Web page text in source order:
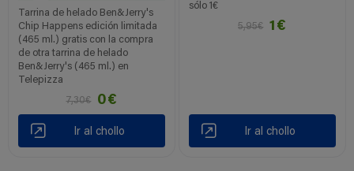
Tarrina de helado Ben&Jerry's
Chip Happens edición limitada
(465 ml.) gratis con la compra
de otra tarrina de helado
Ben&Jerry's (465 ml.) en
Telepizza
7,30€
0€
Ir al chollo
sólo 1€
5,95€
1€
Ir al chollo